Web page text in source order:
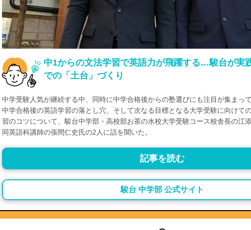
中1からの文法学習で英語力が飛躍する…駿台が実
での「土台」づくり
中学受験人気が継続する中、同時に中学合格後からの塾選びにも注目が集まって
中学合格後の英語学習の落とし穴、そして次なる目標となる大学受験に向けて
習のコツについて、駿台中学部・高校部お茶の水校大学受験コース校舎長の江添
同英語科講師の張間仁史氏の2人に話を聞いた。
記事を読む
駿台 中学部 公式サイト